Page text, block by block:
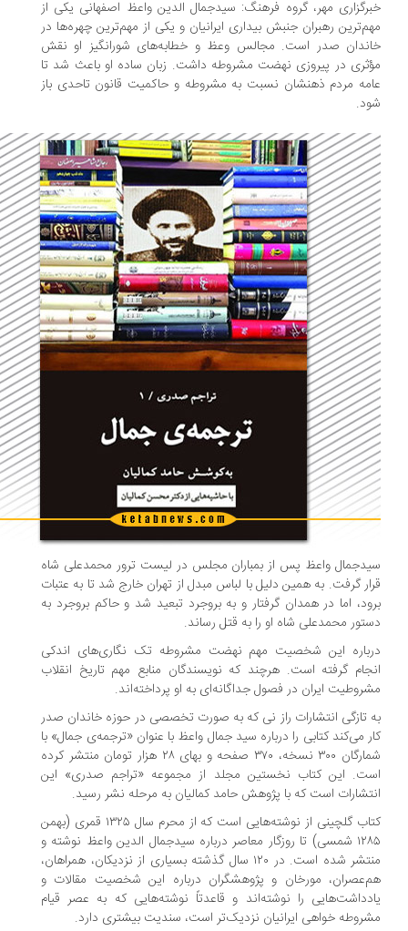
مهر، گروه فرهنگ: سیدجمال الدین واعظ اصفهانی یکی از
رهبران جنبش بیداری ایرانیان و یکی از مهم‌ترین چهره‌ها در
صدر است. مجالس وعظ و خطابه‌های شورانگیز او نقش
در پیروزی نهضت مشروطه داشت. زبان ساده او باعث شد تا
مردم ذهنشان نسبت به مشروطه و حاکمیت قانون تاحدی باز
واعظ پس از بمباران مجلس در لیست ترور محمدعلی شاه
گرفت. به همین دلیل با لباس مبدل از تهران خارج شد تا به عتبات
اما در همدان گرفتار و به بروجرد تبعید شد و حاکم بروجرد به
محمدعلی شاه او را به قتل رساند.
این شخصیت مهم نهضت مشروطه تک نگاری‌های اندکی
گرفته است. هرچند که نویسندگان منابع مهم تاریخ انقلاب
ایران در فصول جداگانه‌ای به او پرداخته‌اند.
تازگی انتشارات راز نی که به صورت تخصصی در حوزه خاندان صدر
می‌کند کتابی را درباره سید جمال واعظ با عنوان «ترجمه‌ی جمال» با
شمارگان ۳۰۰ نسخه، ۳۷۰ صفحه و بهای ۲۸ هزار تومان منتشر کرده
این کتاب نخستین مجلد از مجموعه «تراجم صدری» این
است که با پژوهش حامد کمالیان به مرحله نشر رسید.
کتاب گلچینی از نوشته‌هایی است که از محرم سال ۱۳۲۵ قمری (بهمن
۱۲۸۵ شمسی) تا روزگار معاصر درباره سیدجمال الدین واعظ نوشته و
منتشر شده است. در ۱۲۰ سال گذشته بسیاری از نزدیکان، همراهان،
مورخان و پژوهشگران درباره این شخصیت مقالات و
را نوشته‌اند و قاعدتاً نوشته‌هایی که به عصر قیام
خواهی ایرانیان نزدیک‌تر است، سندیت بیشتری دارد.